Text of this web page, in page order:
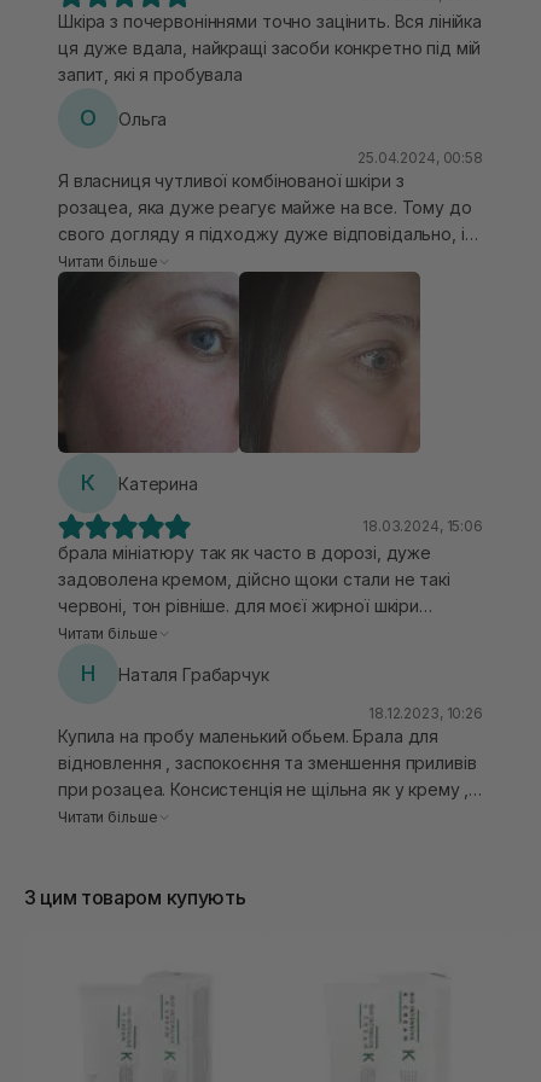
Шкіра з почервоніннями точно зацінить. Вся лінійка
ця дуже вдала, найкращі засоби конкретно під мій
запит, які я пробувала
О Ольга
25.04.2024, 00:58
Я власниця чутливої комбінованої шкіри з
розацеа, яка дуже реагує майже на все. Тому до
свого догляду я підходжу дуже відповідально, і
тому стараюся купувати дійсно щось із хорошим
складом. Даний крем придбала саме під час
загострення розацеа, ще й був порушений
захисний бар’єр настільки, що не могла нічого
нанести на лице, воно наче пекло вогнем, відразу
червоніло. Користувалася через день з іншим
Hydrating Cream. Текстура крему від Usolab
сподобалася. Він легко поглинається, іноді
залишається липкість, але це в тому випадку,
коли крему нанести забагато. Ці два дані засоби
дуже допомогли мені у відновленні стану моєї
шкіри: відновився бар’єр, почервонінь стало
менше, стан шкіри став набагато кращим. Тому
однозначно вони залітають в мій топ засобів при
так що точно вистачить на довго😅. Фото "до"
зроблене під деним світлом, фото "після" -
ввечері з використанням спалаху. Але і так
різницю я думаю все рівно видно.
Читати більше
К Катерина
18.03.2024, 15:06
брала мініатюру так як часто в дорозі, дуже
задоволена кремом, дійсно щоки стали не такі
червоні, тон рівніше. для моєї жирної шкіри
підійшов, але використовую не багато, тому 15 мл
рекомендую тім, у кого розацеа
Читати більше
Н Наталя Грабарчук
18.12.2023, 10:26
Купила на пробу маленький обьем. Брала для
відновлення , заспокоєння та зменшення приливів
при розацеа. Консистенція не щільна як у крему ,
більш як лосьйон чи молочко. Від першого
почервоніння, має загоювалтні властивості. Але
краще з цієї лінійки купувати серум. А так , гарний
продукт 👍
Читати більше
З цим товаром купують